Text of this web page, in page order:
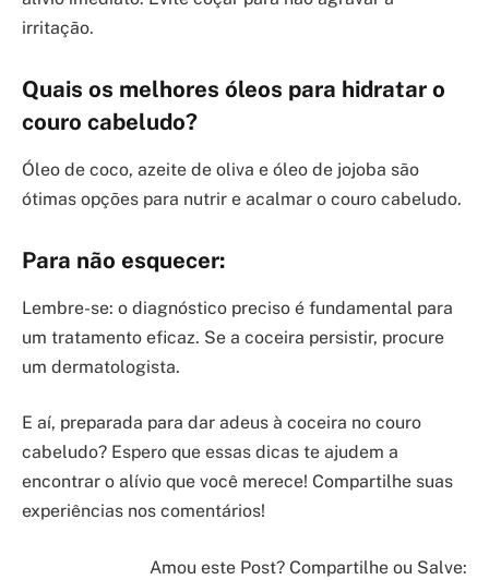
irritação.
Quais os melhores óleos para hidratar o
couro cabeludo?
Óleo de coco, azeite de oliva e óleo de jojoba são
ótimas opções para nutrir e acalmar o couro cabeludo.
Para não esquecer:
Lembre-se: o diagnóstico preciso é fundamental para
um tratamento eficaz. Se a coceira persistir, procure
um dermatologista.
E aí, preparada para dar adeus à coceira no couro
cabeludo? Espero que essas dicas te ajudem a
encontrar o alívio que você merece! Compartilhe suas
experiências nos comentários!
Amou este Post? Compartilhe ou Salve: